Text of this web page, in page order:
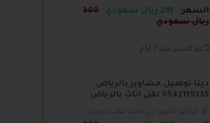
السعر: 291 ريال سعودي
300
ريال سعودي
تم النشر منذ 7 أيام
دينا توصيل مشاوير بالرياض
0542119335 نقل اثاث بالرياض
السعودية